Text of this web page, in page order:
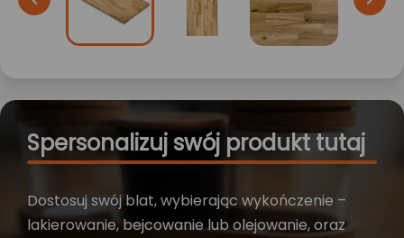
Spersonalizuj swój produkt tutaj
Dostosuj swój blat, wybierając wykończenie –
lakierowanie, bejcowanie lub olejowanie, oraz